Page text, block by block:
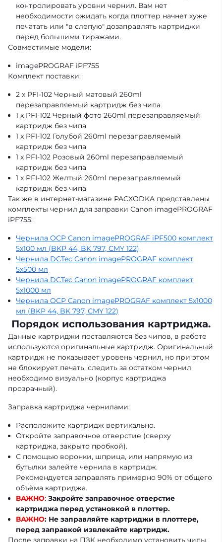
контролировать уровни чернил. Вам нет
необходимости ожидать когда плоттер начнет хуже
печатать или "в слепую" дозаправлять картриджи
перед большими тиражами.
Совместимые модели:
imagePROGRAF iPF755
Комплект поставки:
2 x PFI-102 Черный матовый 260ml
перезаправляемый картридж без чипа
1 x PFI-102 Черный фото 260ml перезаправляемый
картридж без чипа
1 x PFI-102 Голубой 260ml перезаправляемый
картридж без чипа
1 x PFI-102 Розовый 260ml перезаправляемый
картридж без чипа
1 x PFI-102 Желтый 260ml перезаправляемый
картридж без чипа
Так же в интернет-магазине PACXODKA представлены
комплекты чернил для заправки Canon imagePROGRAF
iPF755:
Чернила OCP Canon imagePROGRAF iPF500 комплект
5x100 мл (BKP 44, BK 797, CMY 122)
Чернила DCTec Canon imagePROGRAF комплект
5x500 мл
Чернила DCTec Canon imagePROGRAF комплект
5x1000 мл
Чернила OCP Canon imagePROGRAF комплект 5x1000
мл (BKP 44, BK 797, CMY 122)
Порядок использования картриджа.
Данные картриджи поставляются без чипов, в работе
используются оригинальные картридж. Оригинальный
картридж не показывает уровень чернил, но при этом
не блокирует печать, следить за остатком чернил
необходимо визуально (корпус картриджа
прозрачный).
Заправка картриджа чернилами:
Расположите картридж вертикально.
Откройте заправочное отверстие (сверху
картриджа, закрыто пробкой).
С помощью воронки, шприца, или напрямую из
бутылки залейте чернила в картридж.
Рекомендуется заправлять примерно 90% от общего
объёма картриджа.
ВАЖНО: Закройте заправочное отверстие
картриджа перед установкой в плоттер.
ВАЖНО: Не заправляйте картриджи в плоттере,
перед заправкой извлекайте картридж.
После заправки на ПЗК необходимо установить чипы.